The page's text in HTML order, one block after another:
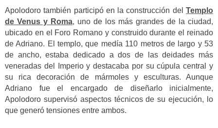
Apolodoro también participó en la construcción del Templo
de Venus y Roma, uno de los más grandes de la ciudad,
ubicado en el Foro Romano y construido durante el reinado
de Adriano. El templo, que medía 110 metros de largo y 53
de ancho, estaba dedicado a dos de las deidades más
veneradas del Imperio y destacaba por su cúpula central y
su rica decoración de mármoles y esculturas. Aunque
Adriano fue el encargado de diseñarlo inicialmente,
Apolodoro supervisó aspectos técnicos de su ejecución, lo
que generó tensiones entre ambos.